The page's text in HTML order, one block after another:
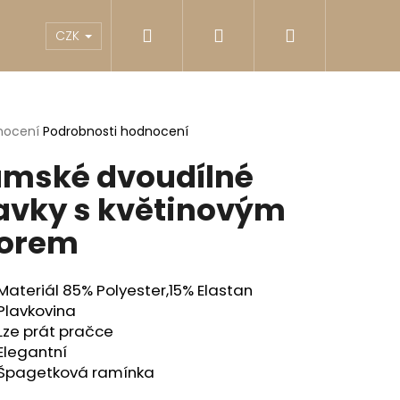
Reklamace Obchodní podmínky
CZK Přihlášení
Podrobnosti hodnocení
dvoudílné
s květinovým
85% Polyester,15% Elastan
prát pračce
ramínka